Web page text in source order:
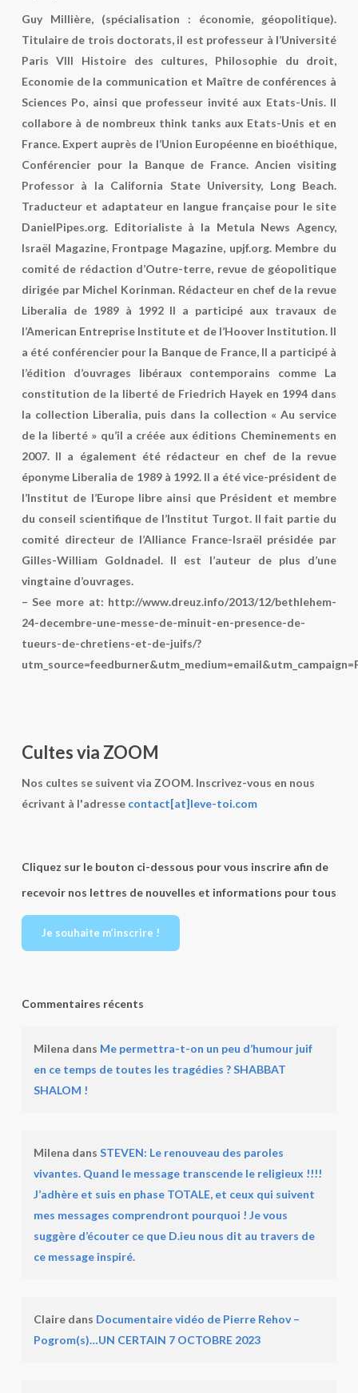
Guy Millière, (spécialisation : économie, géopolitique).
Titulaire de trois doctorats, il est professeur à l’Université
Paris VIII Histoire des cultures, Philosophie du droit,
Economie de la communication et Maître de conférences à
Sciences Po, ainsi que professeur invité aux Etats-Unis. Il
collabore à de nombreux think tanks aux Etats-Unis et en
France. Expert auprès de l’Union Européenne en bioéthique,
Conférencier pour la Banque de France. Ancien visiting
Professor à la California State University, Long Beach.
Traducteur et adaptateur en langue française pour le site
DanielPipes.org. Editorialiste à la Metula News Agency,
Israël Magazine, Frontpage Magazine, upjf.org. Membre du
comité de rédaction d’Outre-terre, revue de géopolitique
dirigée par Michel Korinman. Rédacteur en chef de la revue
Liberalia de 1989 à 1992 Il a participé aux travaux de
l’American Entreprise Institute et de l’Hoover Institution. Il
a été conférencier pour la Banque de France, Il a participé à
l’édition d’ouvrages libéraux contemporains comme La
constitution de la liberté de Friedrich Hayek en 1994 dans
la collection Liberalia, puis dans la collection « Au service
de la liberté » qu’il a créée aux éditions Cheminements en
2007. Il a également été rédacteur en chef de la revue
éponyme Liberalia de 1989 à 1992. Il a été vice-président de
l’Institut de l’Europe libre ainsi que Président et membre
du conseil scientifique de l’Institut Turgot. Il fait partie du
comité directeur de l’Alliance France-Israël présidée par
Gilles-William Goldnadel. Il est l’auteur de plus d’une
vingtaine d’ouvrages.
– See more at: http://www.dreuz.info/2013/12/bethlehem-
24-decembre-une-messe-de-minuit-en-presence-de-
tueurs-de-chretiens-et-de-juifs/?
Cultes via ZOOM
Nos cultes se suivent via ZOOM. Inscrivez-vous en nous
écrivant à l'adresse contact[at]leve-toi.com
Cliquez sur le bouton ci-dessous pour vous inscrire afin de
recevoir nos lettres de nouvelles et informations pour tous
Je souhaite m’inscrire !
Commentaires récents
Milena dans Me permettra-t-on un peu d’humour juif
en ce temps de toutes les tragédies ? SHABBAT
SHALOM !
Milena dans STEVEN: Le renouveau des paroles
vivantes. Quand le message transcende le religieux !!!!
J’adhère et suis en phase TOTALE, et ceux qui suivent
mes messages comprendront pourquoi ! Je vous
suggère d’écouter ce que D.ieu nous dit au travers de
ce message inspiré.
Clairedans Documentaire vidéo de Pierre Rehov –
Pogrom(s)…UN CERTAIN 7 OCTOBRE 2023